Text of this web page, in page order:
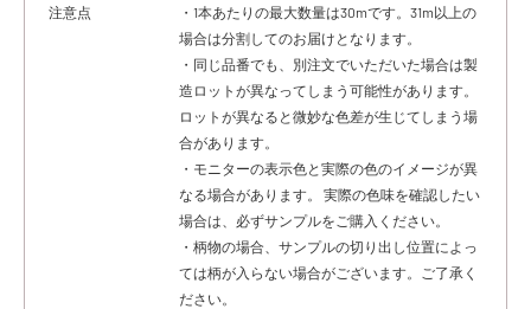
注意点
・1本あたりの最大数量は30mです。31m以上の
場合は分割してのお届けとなります。
・同じ品番でも、別注文でいただいた場合は製
造ロットが異なってしまう可能性があります。
ロットが異なると微妙な色差が生じてしまう場
合があります。
・モニターの表示色と実際の色のイメージが異
なる場合があります。 実際の色味を確認したい
場合は、必ずサンプルをご購入ください。
・柄物の場合、サンプルの切り出し位置によっ
ては柄が入らない場合がございます。ご了承く
ださい。